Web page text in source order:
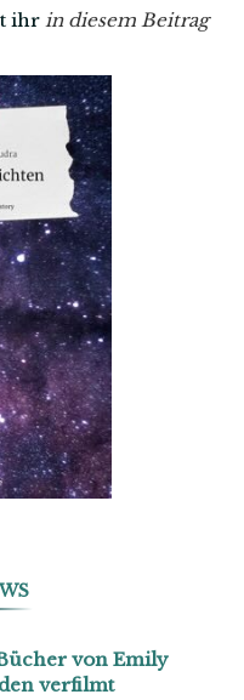
ihr in diesem Beitrag
von Emily
verfilmt